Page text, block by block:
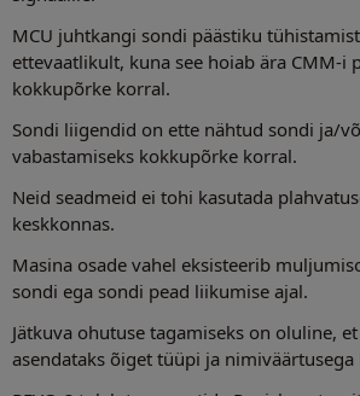
MCU juhtkangi sondi päästiku
ettevaatlikult, kuna see hoiab ära CMM-i
kokkupõrke korral.
Sondi liigendid on ette nähtud sondi ja/
vabastamiseks kokkupõrke korral.
Neid seadmeid ei tohi kasutada
keskkonnas.
Masina osade vahel eksisteerib
sondi ega sondi pead liikumise ajal.
Jätkuva ohutuse tagamiseks on oluline,
asendataks õiget tüüpi ja nimiväärtusega